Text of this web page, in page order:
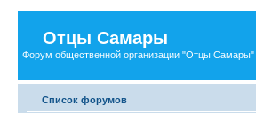
Отцы Самары
Форум общественной организации "Отцы Самары"
Список форумов